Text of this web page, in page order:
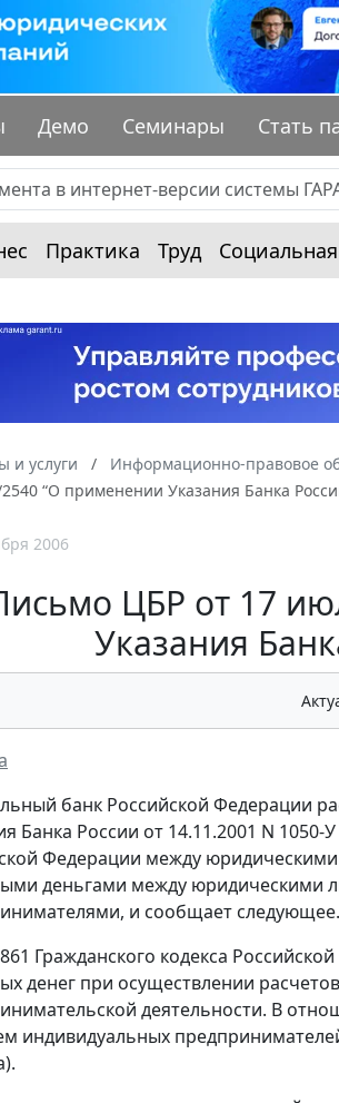
Демо Семинары Стать
Практика Труд
и услуги Информационно-правовое
“О применении Указания Банка
2006
ЦБР от 17
Указания
банк Российской Федерации
Банка России от 14.11.2001 N
Федерации между юридическими
деньгами между юридическими
и сообщает следующее.
Гражданского кодекса
денег при осуществлении
деятельности. В
индивидуальных